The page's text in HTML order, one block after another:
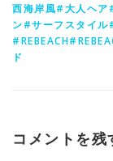
西海岸風#大人ヘ
ン#サーフスタイル
ド
コメントを残